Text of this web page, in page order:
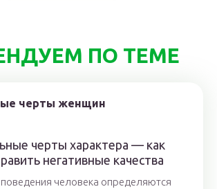
ПО ТЕМЕ
черты характера — как
негативные качества
человека определяются